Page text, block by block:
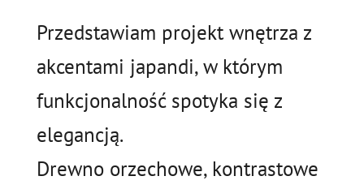
Przedstawiam projekt wnętrza z
akcentami japandi, w którym
funkcjonalność spotyka się z
elegancją.
Drewno orzechowe, kontrastowe